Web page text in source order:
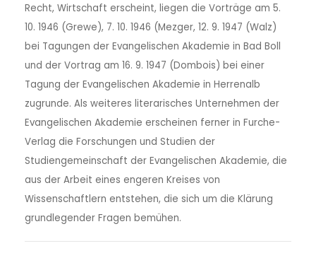
Recht, Wirtschaft erscheint, liegen die Vorträge am 5.
10. 1946 (Grewe), 7. 10. 1946 (Mezger, 12. 9. 1947 (Walz)
bei Tagungen der Evangelischen Akademie in Bad Boll
und der Vortrag am 16. 9. 1947 (Dombois) bei einer
Tagung der Evangelischen Akademie in Herrenalb
zugrunde. Als weiteres literarisches Unternehmen der
Evangelischen Akademie erscheinen ferner in Furche-
Verlag die Forschungen und Studien der
Studiengemeinschaft der Evangelischen Akademie, die
aus der Arbeit eines engeren Kreises von
Wissenschaftlern entstehen, die sich um die Klärung
grundlegender Fragen bemühen.